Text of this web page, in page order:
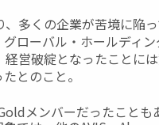
多くの企業が苦境に陥
ローバル・ホールディ
営破綻となったことに
とのこと。
メンバーだったことも